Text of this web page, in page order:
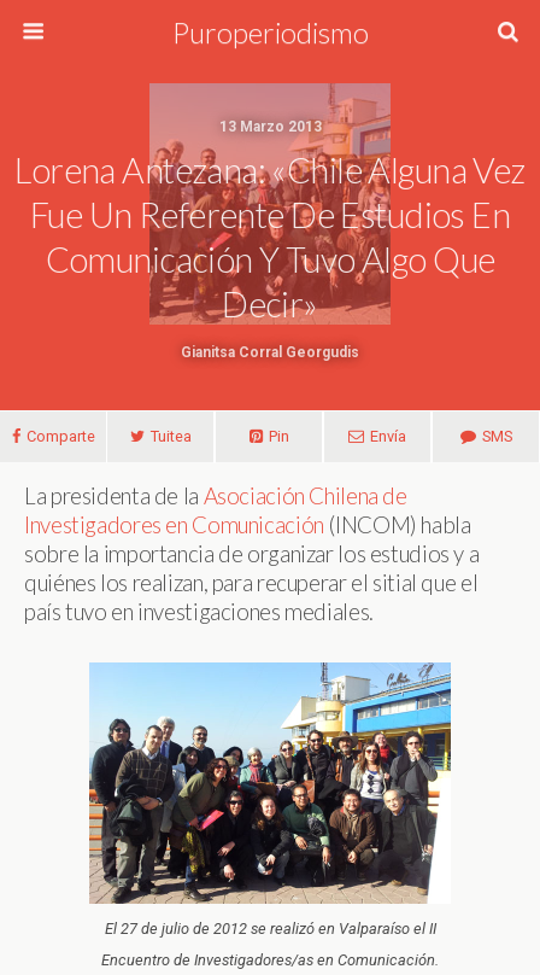
Puroperiodismo
13 Marzo 2013
Lorena Antezana: «Chile Alguna Vez
Fue Un Referente De Estudios En
Comunicación Y Tuvo Algo Que
Decir»
Gianitsa Corral Georgudis
Comparte Tuitea Pin Envía SMS
La presidenta de la Asociación Chilena de
Investigadores en Comunicación (INCOM) habla
sobre la importancia de organizar los estudios y a
quiénes los realizan, para recuperar el sitial que el
país tuvo en investigaciones mediales.
El 27 de julio de 2012 se realizó en Valparaíso el II
Encuentro de Investigadores/as en Comunicación.